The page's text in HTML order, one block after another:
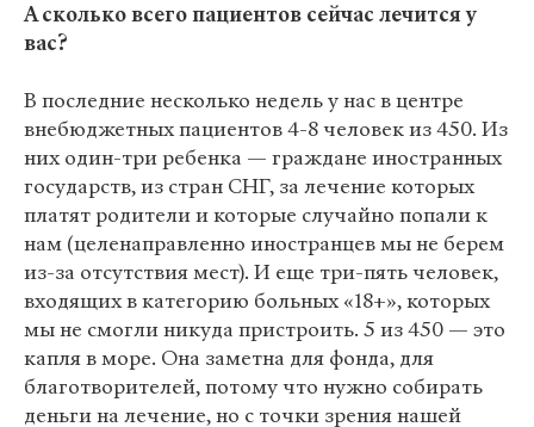
А сколько всего пациентов сейчас лечится у
вас?
В последние несколько недель у нас в центре
внебюджетных пациентов 4-8 человек из 450. Из
них один-три ребенка — граждане иностранных
государств, из стран СНГ, за лечение которых
платят родители и которые случайно попали к
нам (целенаправленно иностранцев мы не берем
из-за отсутствия мест). И еще три-пять человек,
входящих в категорию больных «18+», которых
мы не смогли никуда пристроить. 5 из 450 — это
капля в море. Она заметна для фонда, для
благотворителей, потому что нужно собирать
деньги на лечение, но с точки зрения нашей